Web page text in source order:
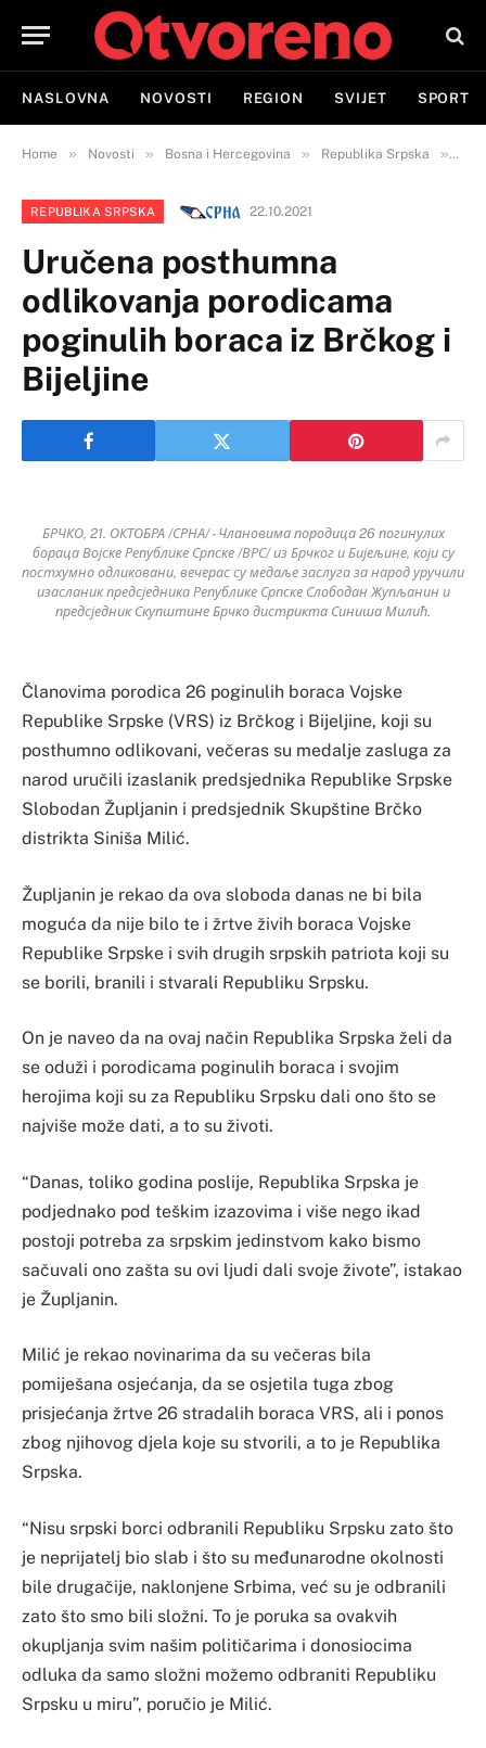
NASLOVNA NOVOSTI REGION SVIJET SPORT
Home » Novosti » Bosna i Hercegovina » Republika Srpska »
REPUBLIKA SRPSKA 22.10.2021
Uručena posthumna
odlikovanja porodicama
poginulih boraca iz Brčkog i
Bijeljine
БРЧКО, 21. ОКТОБРА /СРНА/ - Члановима породица 26 погинулих
бораца Војске Републике Српске /ВРС/ из Брчког и Бијељине, који су
постхумно одликовани, вечерас су медаље заслуга за народ уручили
изасланик предсједника Републике Српске Слободан Жупљанин и
предсједник Скупштине Брчко дистрикта Синиша Милић.
Članovima porodica 26 poginulih boraca Vojske
Republike Srpske (VRS) iz Brčkog i Bijeljine, koji su
posthumno odlikovani, večeras su medalje zasluga za
narod uručili izaslanik predsjednika Republike Srpske
Slobodan Župljanin i predsjednik Skupštine Brčko
distrikta Siniša Milić.
Župljanin je rekao da ova sloboda danas ne bi bila
moguća da nije bilo te i žrtve živih boraca Vojske
Republike Srpske i svih drugih srpskih patriota koji su
se borili, branili i stvarali Republiku Srpsku.
On je naveo da na ovaj način Republika Srpska želi da
se oduži i porodicama poginulih boraca i svojim
herojima koji su za Republiku Srpsku dali ono što se
najviše može dati, a to su životi.
“Danas, toliko godina poslije, Republika Srpska je
podjednako pod teškim izazovima i više nego ikad
postoji potreba za srpskim jedinstvom kako bismo
sačuvali ono zašta su ovi ljudi dali svoje živote”, istakao
je Župljanin.
Milić je rekao novinarima da su večeras bila
pomiješana osjećanja, da se osjetila tuga zbog
prisjećanja žrtve 26 stradalih boraca VRS, ali i ponos
zbog njihovog djela koje su stvorili, a to je Republika
Srpska.
“Nisu srpski borci odbranili Republiku Srpsku zato što
je neprijatelj bio slab i što su međunarodne okolnosti
bile drugačije, naklonjene Srbima, već su je odbranili
zato što smo bili složni. To je poruka sa ovakvih
okupljanja svim našim političarima i donosiocima
odluka da samo složni možemo odbraniti Republiku
Srpsku u miru”, poručio je Milić.